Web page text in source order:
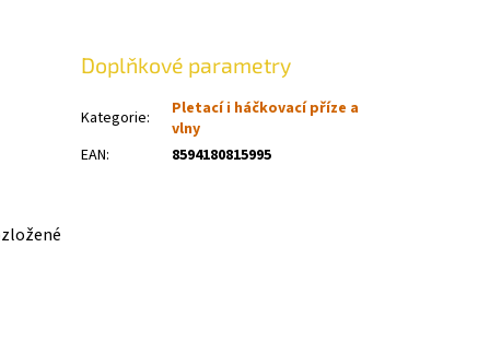
Doplňkové parametry
Kategorie:
Pletací i háčkovací příze a
vlny
EAN: 8594180815995